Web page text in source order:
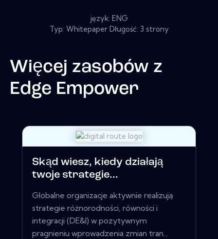
język: ENG
Typ: Whitepaper Długość: 3 strony
Więcej zasobów z
Edge Empower
Skąd wiesz, kiedy działają
twoje strategie...
Globalne organizacje aktywnie realizują
strategie różnorodności, równości i
integracji (DE&I) w pozytywnym
pragnieniu wprowadzenia zmian tran...